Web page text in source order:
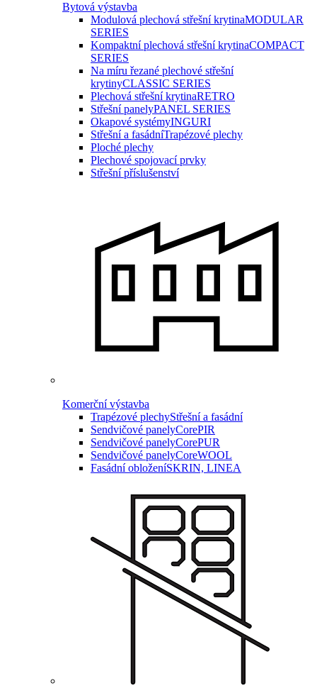
Bytová výstavba
Modulová plechová střešní krytinaMODULAR
SERIES
Kompaktní plechová střešní krytinaCOMPACT
SERIES
Na míru řezané plechové střešní
krytinyCLASSIC SERIES
Plechová střešní krytinaRETRO
Střešní panelyPANEL SERIES
Okapové systémyINGURI
Střešní a fasádníTrapézové plechy
Ploché plechy
Plechové spojovací prvky
Střešní příslušenství
Komerční výstavba
Trapézové plechyStřešní a fasádní
Sendvičové panelyCorePIR
Sendvičové panelyCorePUR
Sendvičové panelyCoreWOOL
Fasádní obloženíSKRIN, LINEA